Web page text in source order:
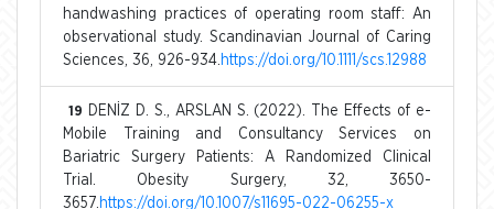
handwashing practices of operating room staff: An
observational study. Scandinavian Journal of Caring
Sciences, 36, 926-934. https://doi.org/10.1111/scs.12988
19
DENİZ D. S., ARSLAN S. (2022). The Effects of e-
Mobile Training and Consultancy Services on
Bariatric Surgery Patients: A Randomized Clinical
Trial. Obesity Surgery, 32, 3650-
3657. https://doi.org/10.1007/s11695-022-06255-x